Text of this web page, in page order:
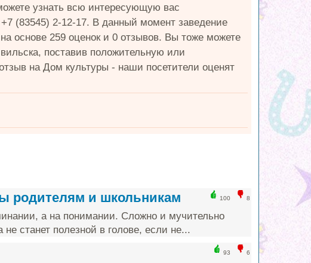
узнать всю интересующую вас
(83545) 2-12-17. В данный момент заведение
основе 259 оценок и 0 отзывов. Вы тоже можете
поставив положительную или
на Дом культуры - наши посетители оценят
100 8
родителям и школьникам
а на понимании. Сложно и мучительно
станет полезной в голове, если не...
93 6